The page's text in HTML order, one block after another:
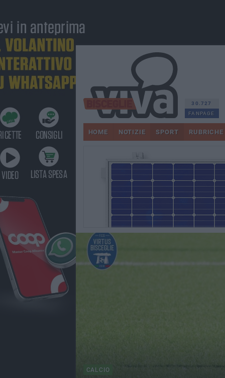
30.727
FANPAGE
HOME NOTIZIE SPORT RUBRICHE
CALCIO